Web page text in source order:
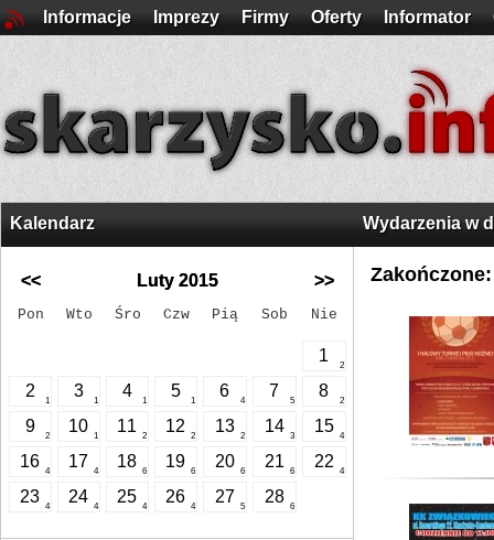
Informacje Imprezy Firmy Oferty Informator
Kalendarz
<< Luty 2015 >>
Pon Wto Śro Czw Pią Sob Nie
1
2
2
1
3
1
4
1
5
1
6
4
7
5
8
2
9
2
10
1
11
2
12
2
13
2
14
3
15
4
16
4
17
4
18
6
19
6
20
6
21
6
22
4
23
4
24
4
25
4
26
4
27
5
28
6
Wydarzenia w
Zakończone: